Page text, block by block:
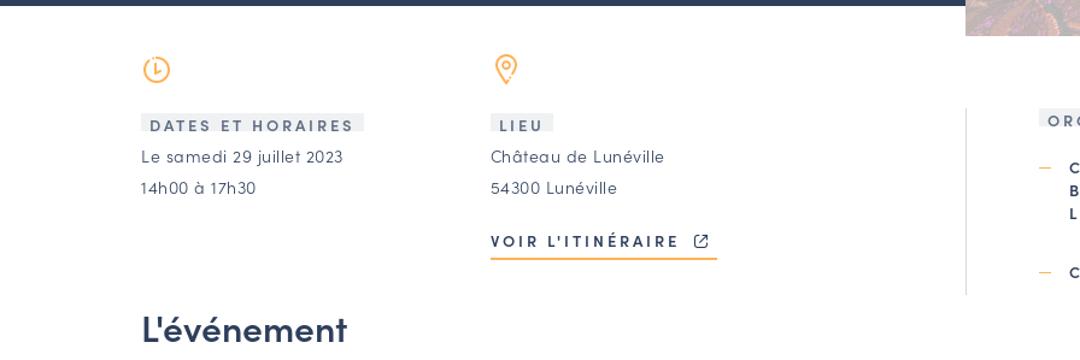
DATES ET HORAIRES
Le samedi 29 juillet 2023
14h00 à 17h30
LIEU
Château de Lunéville
54300 Lunéville
VOIR L'ITINÉRAIRE
L'événement